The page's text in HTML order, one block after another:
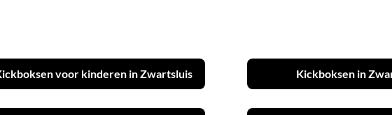
voor kinderen in Zwartsluis Kickboksen in